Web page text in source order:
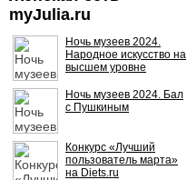
myJulia.ru
Ночь музеев 2024.
Народное искусство на
высшем уровне
Ночь музеев 2024. Бал
с Пушкиным
Конкурс «Лучший
пользователь марта»
на Diets.ru